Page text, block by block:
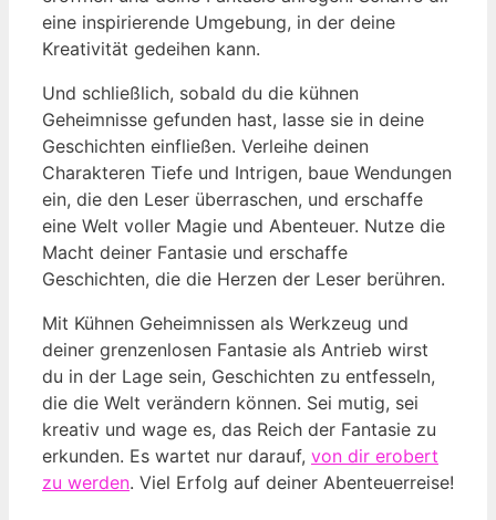
eine inspirierende Umgebung, in der deine
Kreativität gedeihen kann.
Und schließlich, sobald du die kühnen
Geheimnisse gefunden hast, lasse sie in deine
Geschichten einfließen. Verleihe deinen
Charakteren Tiefe und Intrigen, baue Wendungen
ein, die den Leser überraschen, und erschaffe
eine Welt voller Magie und Abenteuer. Nutze die
Macht deiner Fantasie und erschaffe
Geschichten, die die Herzen der Leser berühren.
Mit Kühnen Geheimnissen als Werkzeug und
deiner grenzenlosen Fantasie als Antrieb wirst
du in der Lage sein, Geschichten zu entfesseln,
die die Welt verändern können. Sei mutig, sei
kreativ und wage es, das Reich der Fantasie zu
erkunden. Es wartet nur darauf, von dir erobert
zu werden. Viel Erfolg auf deiner Abenteuerreise!